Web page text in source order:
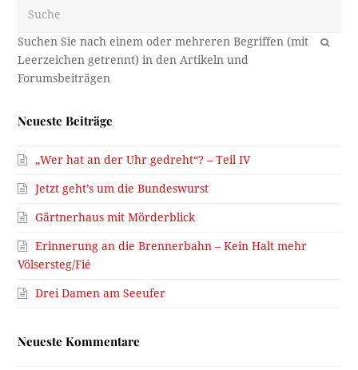
OK
Neueste Beiträge
„Wer hat an der Uhr gedreht“? – Teil IV
Jetzt geht’s um die Bundeswurst
Gärtnerhaus mit Mörderblick
Erinnerung an die Brennerbahn – Kein Halt mehr
Völsersteg/Fié
Drei Damen am Seeufer
Neueste Kommentare